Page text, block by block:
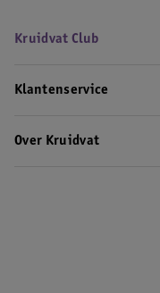
Kruidvat Club
Klantenservice
Over Kruidvat